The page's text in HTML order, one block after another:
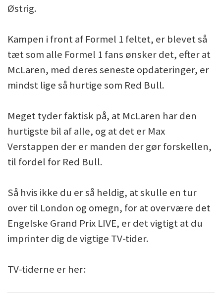
Østrig.
Kampen i front af Formel 1 feltet, er blevet så
tæt som alle Formel 1 fans ønsker det, efter at
McLaren, med deres seneste opdateringer, er
mindst lige så hurtige som Red Bull.
Meget tyder faktisk på, at McLaren har den
hurtigste bil af alle, og at det er Max
Verstappen der er manden der gør forskellen,
til fordel for Red Bull.
Så hvis ikke du er så heldig, at skulle en tur
over til London og omegn, for at overvære det
Engelske Grand Prix LIVE, er det vigtigt at du
imprinter dig de vigtige TV-tider.
TV-tiderne er her: